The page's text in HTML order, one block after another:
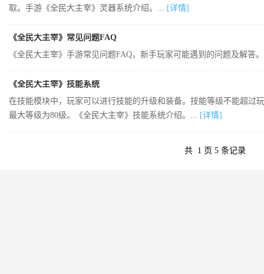
取。手游《全民大主宰》灵器系统介绍。... [详情]
《全民大主宰》常见问题FAQ
《全民大主宰》手游常见问题FAQ，新手玩家可能遇到的问题及解答
《全民大主宰》技能系统
在技能模块中，玩家可以进行技能的升级和装备。技能等级不能超过
最大等级为80级。《全民大主宰》技能系统介绍。... [详情]
共 1 页 5 条记录